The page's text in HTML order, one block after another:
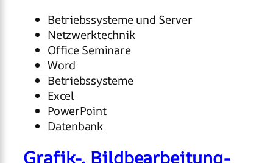
Betriebssysteme und Server
Netzwerktechnik
Office Seminare
Word
Betriebssysteme
Excel
PowerPoint
Datenbank
Grafik-, Bildbearbeitung-